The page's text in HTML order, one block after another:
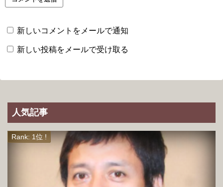
新しいコメントをメールで通知
新しい投稿をメールで受け取る
人気記事